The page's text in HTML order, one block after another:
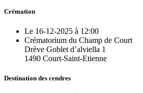
Crémation
Le 16-12-2025 à 12:00
Crématorium du Champ de Court
Drève Goblet d’alviella 1
1490 Court-Saint-Etienne
Destination des cendres